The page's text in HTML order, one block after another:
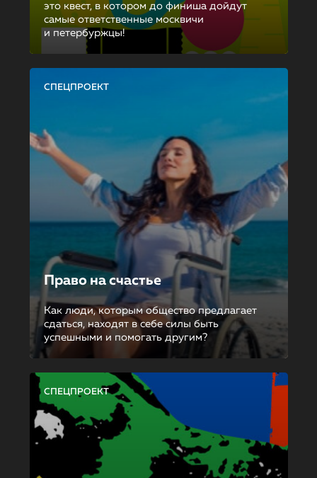
это квест, в котором до финиша дойдут
самые ответственные москвичи
и петербуржцы!
СПЕЦПРОЕКТ
Право на счастье
Как люди, которым общество предлагает
сдаться, находят в себе силы быть
успешными и помогать другим?
СПЕЦПРОЕКТ